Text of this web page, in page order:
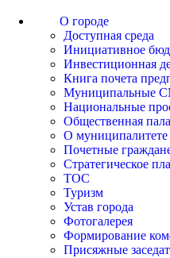
О городе
Доступная среда
Инициативное
Инвестиционная
Книга почета
Муниципальные
Национальные
Общественная
О муниципалитете
Почетные
Стратегическое
ТОС
Туризм
Устав города
Фотогалерея
Формирование
Присяжные